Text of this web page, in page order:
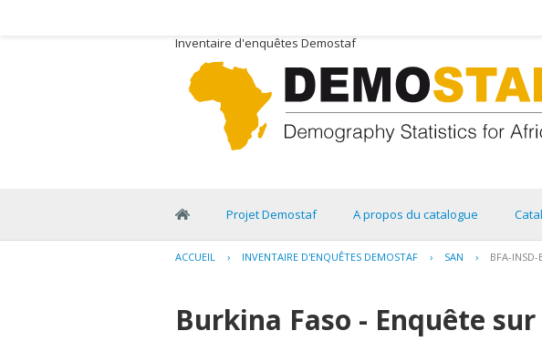
Inventaire d'enquêtes Demostaf
Projet Demostaf A propos du catalogue
ACCUEIL › INVENTAIRE D'ENQUÊTES DEMOSTAF › SAN › BFA-INSD-
Burkina Faso - Enquête